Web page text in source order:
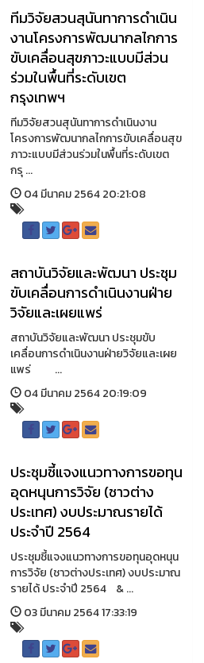
ทีมวิจัยสวนสุนันทาการดำเนิน
งานโครงการพัฒนากลไกการ
ขับเคลื่อนสุขภาวะแบบมีส่วน
ร่วมในพื้นที่ระดับเขต
กรุงเทพฯ
ทีมวิจัยสวนสุนันทาการดำเนินงาน
โครงการพัฒนากลไกการขับเคลื่อนสุข
ภาวะแบบมีส่วนร่วมในพื้นที่ระดับเขต
กรุ ...
04 มีนาคม 2564 20:21:08
สถาบันวิจัยและพัฒนา ประชุม
ขับเคลื่อนการดำเนินงานฝ่าย
วิจัยและเผยแพร่
สถาบันวิจัยและพัฒนา ประชุมขับ
เคลื่อนการดำเนินงานฝ่ายวิจัยและเผย
แพร่ ...
04 มีนาคม 2564 20:19:09
ประชุมชี้แจงแนวทางการขอทุน
อุดหนุนการวิจัย (ชาวต่าง
ประเทศ) งบประมาณรายได้
ประจำปี 2564
ประชุมชี้แจงแนวทางการขอทุนอุดหนุน
การวิจัย (ชาวต่างประเทศ) งบประมาณ
รายได้ ประจำปี 2564 & ...
03 มีนาคม 2564 17:33:19